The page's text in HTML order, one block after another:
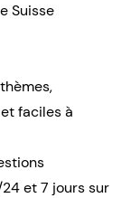
Suisse
faciles à
et 7 jours sur